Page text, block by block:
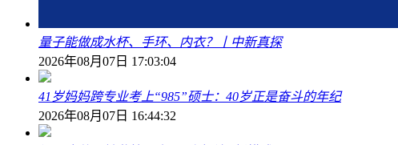
量子能做成水杯、手环、内衣？丨中新真探
2026年08月07日 17:03:04
41岁妈妈跨专业考上“985”硕士：40岁正是奋斗的年纪
2026年08月07日 16:44:32